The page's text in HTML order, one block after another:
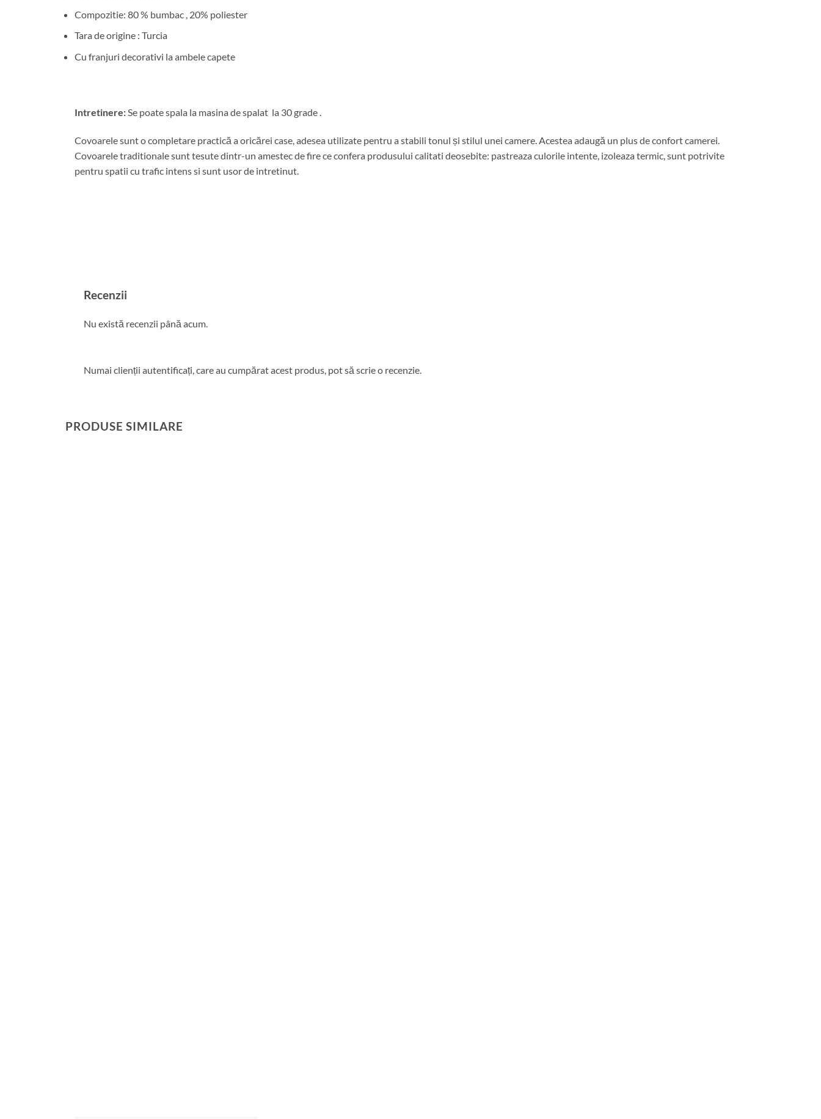
Compozitie: 80 % bumbac , 20% poliester
Tara de origine : Turcia
Cu franjuri decorativi la ambele capete
Intretinere:Se poate spala la masina de spalat la 30 grade .
Covoarele sunt o completare practică a oricărei case, adesea utilizate pentru a stabili tonul și stilul unei camere. Acestea adaugă un plus de confort camerei.
Covoarele traditionale sunt tesute dintr-un amestec de fire ce confera produsului calitati deosebite: pastreaza culorile intente, izoleaza termic, sunt potrivite
pentru spatii cu trafic intens si sunt usor de intretinut.
Recenzii
Nu există recenzii până acum.
Numai clienții autentificați, care au cumpărat acest produs, pot să scrie o recenzie.
PRODUSE SIMILARE